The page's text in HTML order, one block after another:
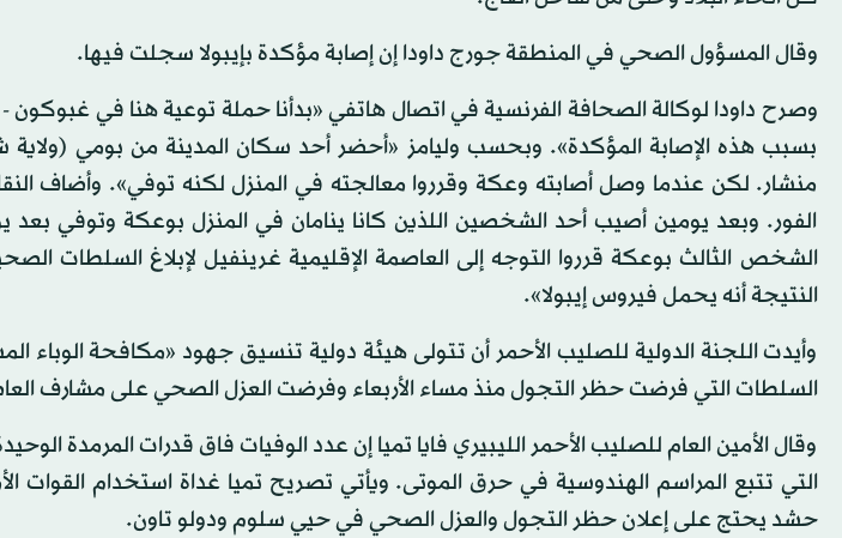
وقال المسؤول الصحي في المنطقة جورج داودا إن إصابة مؤكدة بإيبولا سجلت فيها.
وصرح داودا لوكالة الصحافة الفرنسية في اتصال هاتفي «بدأنا حملة توعية هنا في غبوكون
بسبب هذه الإصابة المؤكدة». وبحسب وليامز «أحضر أحد سكان المدينة من بومي (ولاية
منشار. لكن عندما وصل أصابته وعكة وقرروا معالجته في المنزل لكنه توفي». وأضاف
الفور. وبعد يومين أصيب أحد الشخصين اللذين كانا ينامان في المنزل بوعكة وتوفي
الشخص الثالث بوعكة قرروا التوجه إلى العاصمة الإقليمية غرينفيل لإبلاغ السلطات
النتيجة أنه يحمل فيروس إيبولا».
وأيدت اللجنة الدولية للصليب الأحمر أن تتولى هيئة دولية تنسيق جهود «مكافحة الوباء
السلطات التي فرضت حظر التجول منذ مساء الأربعاء وفرضت العزل الصحي على مشارف
وقال الأمين العام للصليب الأحمر الليبيري فايا تميا إن عدد الوفيات فاق قدرات المرمدة
التي تتبع المراسم الهندوسية في حرق الموتى. ويأتي تصريح تميا غداة استخدام القوات
حشد يحتج على إعلان حظر التجول والعزل الصحي في حيي سلوم ودولو تاون.